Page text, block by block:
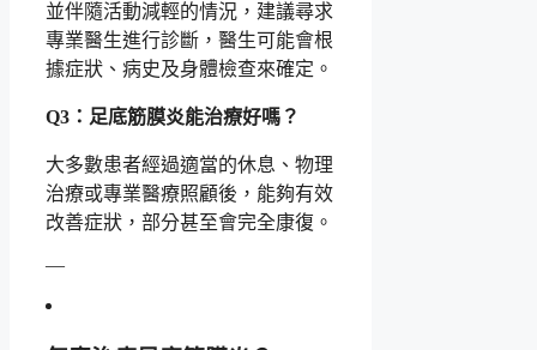
並伴隨活動減輕的情況，建議尋求
專業醫生進行診斷，醫生可能會根
據症狀、病史及身體檢查來確定。
Q3：足底筋膜炎能治療好嗎？
大多數患者經過適當的休息、物理
治療或專業醫療照顧後，能夠有效
改善症狀，部分甚至會完全康復。
—